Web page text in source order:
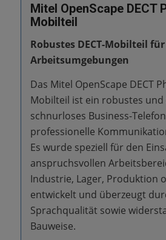
Mitel OpenScape DECT
Mobilteil
Robustes DECT-Mobilteil
Arbeitsumgebungen
Das Mitel OpenScape DECT
Mobilteil ist ein robustes und
schnurloses Business-
professionelle
Es wurde speziell für den
anspruchsvollen
Industrie, Lager, Produktion
entwickelt und überzeugt
Sprachqualität sowie
Bauweise.